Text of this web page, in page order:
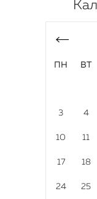
ПН ВТ
3 4
10 11
17 18
24 25